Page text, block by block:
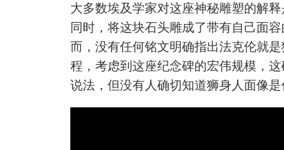
大多数埃及学家对这座神秘雕塑的解
同时，将这块石头雕成了带有自己面
而，没有任何铭文明确指出法克伦就
程，考虑到这座纪念碑的宏伟规模，
说法，但没有人确切知道狮身人面像